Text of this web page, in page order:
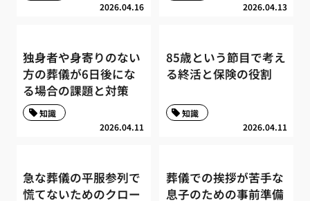
2026.04.16 2026.04.13
独身者や身寄りのない
方の葬儀が6日後にな
る場合の課題と対策
2026.04.11
知識
85歳という節目で考え
る終活と保険の役割
2026.04.11
知識
急な葬儀の平服参列で
慌てないためのクロー
葬儀での挨拶が苦手な
息子のための事前準備